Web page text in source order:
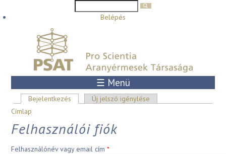
Ugrás a tartalomra
Belépés
☰ Menü
Elsődleges fülek
Bejelentkezés (aktív fül)Új jelszó igénylése
Jelenlegi hely
Címlap
Felhasználói fiók
Felhasználónév vagy email cím*